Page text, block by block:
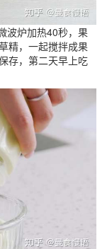
波炉加热40秒，果
精，一起搅拌成果
存，第二天早上吃